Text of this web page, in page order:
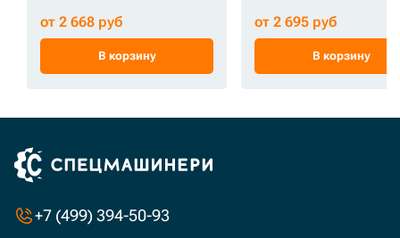
от 2 668 руб
В корзину
от 2 695 руб
В корзину
+7 (499) 394-50-93